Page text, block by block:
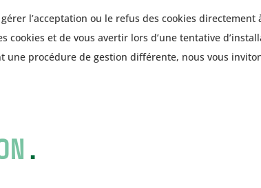
l’acceptation ou le refus des cookies
cookies et de vous avertir lors d’une tentative
une procédure de gestion différente, nous vous
.